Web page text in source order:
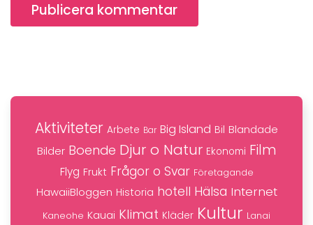
Publicera kommentar
Aktiviteter Arbete Bar Big Island Bil Blandade
Bilder Boende Djur o Natur Ekonomi Film
Flyg Frukt Frågor o Svar Företagande
HawaiiBloggen Historia hotell Hälsa Internet
Kaneohe Kauai Klimat Kläder Kultur Lanai